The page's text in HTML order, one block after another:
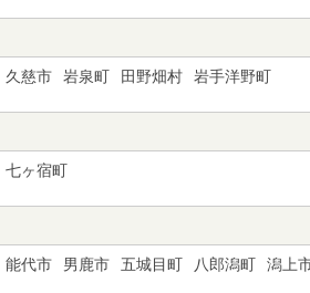
久慈市 岩泉町 田野畑村 岩手洋野町
七ヶ宿町
能代市 男鹿市 五城目町 八郎潟町 潟上